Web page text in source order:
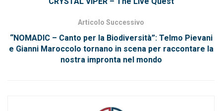
Articolo Successivo
“NOMADIC – Canto per la Biodiversità”: Telmo Pievani
e Gianni Maroccolo tornano in scena per raccontare la
nostra impronta nel mondo